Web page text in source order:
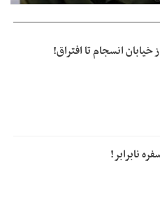
خیابان انسجام تا افتراق!
نابرابر!